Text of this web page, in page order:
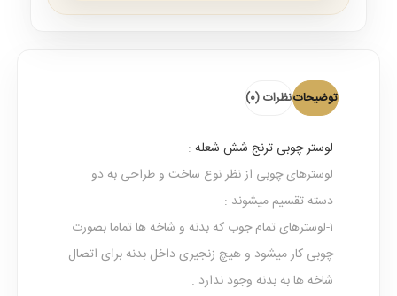
توضیحاتنظرات (0)
لوستر چوبی ترنج شش شعله :
لوسترهای چوبی از نظر نوع ساخت و طراحی به دو
دسته تقسیم میشوند :
۱-لوسترهای تمام جوب که بدنه و شاخه ها تماما بصورت
چوبی کار میشود و هیچ زنجیری داخل بدنه برای اتصال
شاخه ها به بدنه وجود ندارد .